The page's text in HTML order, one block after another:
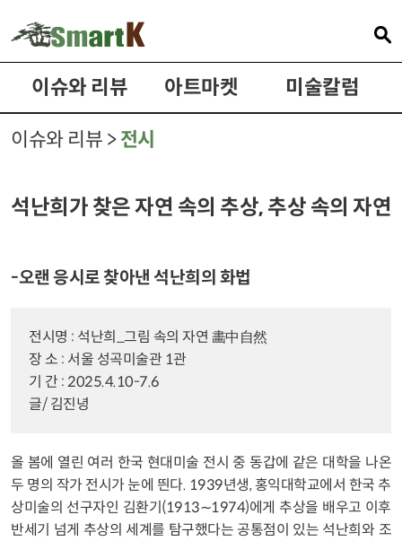
이슈와 리뷰 아트마켓 미술칼럼
이슈와 리뷰 >전시
석난희가 찾은 자연 속의 추상, 추상 속의 자연
-오랜 응시로 찾아낸 석난희의 화법
전시명 : 석난희_그림 속의 자연 畵中自然
장 소 : 서울 성곡미술관 1관
기 간 : 2025.4.10-7.6
글/ 김진녕
올 봄에 열린 여러 한국 현대미술 전시 중 동갑에 같은 대학을 나온
두 명의 작가 전시가 눈에 띈다. 1939년생, 홍익대학교에서 한국 추
상미술의 선구자인 김환기(1913∼1974)에게 추상을 배우고 이후
반세기 넘게 추상의 세계를 탐구했다는 공통점이 있는 석난희와 조